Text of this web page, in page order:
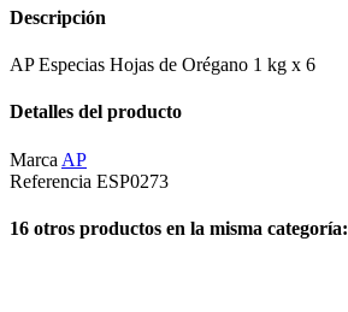
Descripción
AP Especias Hojas de Orégano 1 kg x 6
Detalles del producto
Marca AP
Referencia ESP0273
16 otros productos en la misma categoría: